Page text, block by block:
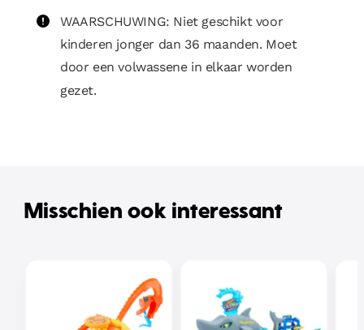
WAARSCHUWING: Niet geschikt voor
kinderen jonger dan 36 maanden. Moet
door een volwassene in elkaar worden
gezet.
Misschien ook interessant